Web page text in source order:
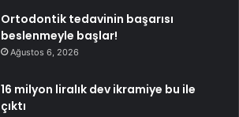
Ortodontik tedavinin başarısı
beslenmeyle başlar!
Ağustos 6, 2026
16 milyon liralık dev ikramiye bu ile
çıktı